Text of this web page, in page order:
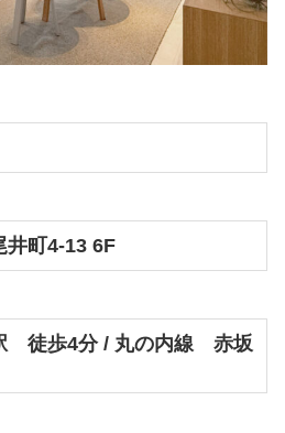
井町4-13 6F
徒歩4分 / 丸の内線 赤坂